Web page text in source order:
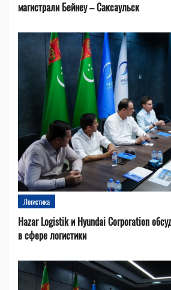
магистрали Бейнеу – Саксаульск
Логистика
Hazar Logistik и Hyundai Corporation
в сфере логистики